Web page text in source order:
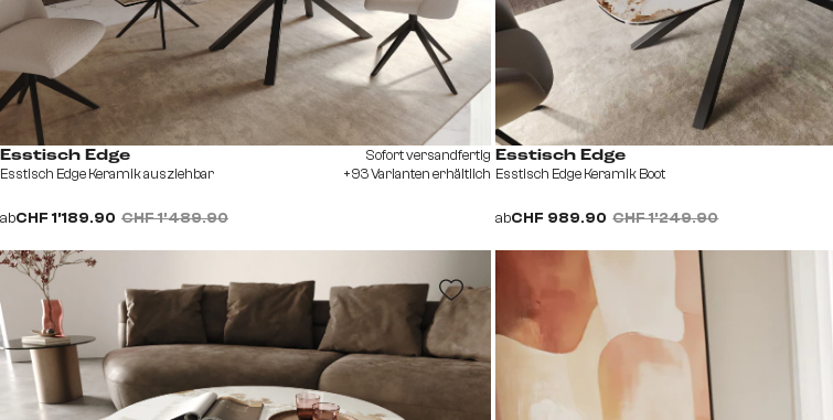
Esstisch Edge
Esstisch Edge Keramik ausziehbar
abCHF 1’189.90 CHF 1’489.90
Sofort versandfertig
+93 Varianten erhältlich
Esstisch Edge
Esstisch Edge Keramik Boot
abCHF 989.90 CHF 1’249.90